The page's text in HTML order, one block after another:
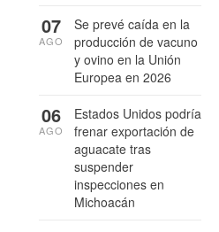
Se prevé caída en la
producción de vacuno
y ovino en la Unión
Europea en 2026
07
AGO
Estados Unidos podría
frenar exportación de
aguacate tras
suspender
inspecciones en
Michoacán
06
AGO